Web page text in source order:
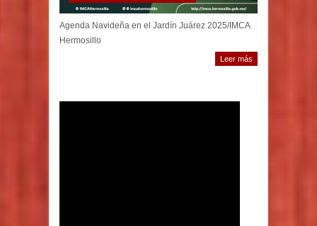
Agenda Navideña en el Jardín Juárez 2025/IMCA
Hermosillo
Leer más